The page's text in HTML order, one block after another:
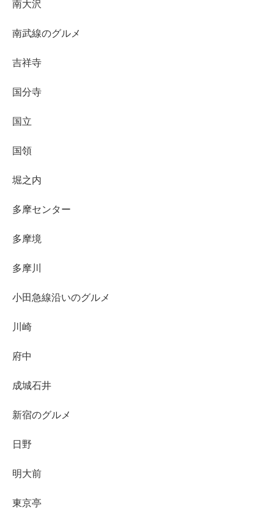
南大沢
南武線のグルメ
吉祥寺
国分寺
国立
国領
堀之内
多摩センター
多摩境
多摩川
小田急線沿いのグルメ
川崎
府中
成城石井
新宿のグルメ
日野
明大前
東京亭